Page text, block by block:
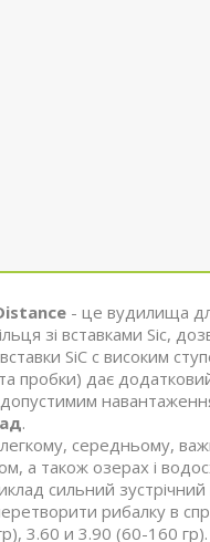
- це вудилища
зі вставками Sic,
SiC c високим
пробки) дає
.
середньому,
а також озерах і
сильний
рибалку в
3.60 и 3.90 (60-160 гр).